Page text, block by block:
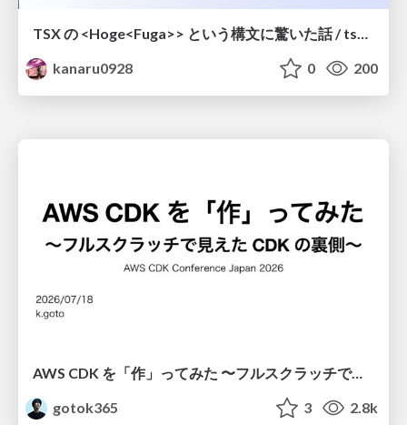
TSX の <Hoge<Fuga>> という構文に驚いた話 / tsx-type-argument-syntax
kanaru0928
0 200
AWS CDK を「作」ってみた 〜フルスクラッチで見えた CDK の裏側〜 / aws-cdk-from-scratch
gotok365
3 2.8k